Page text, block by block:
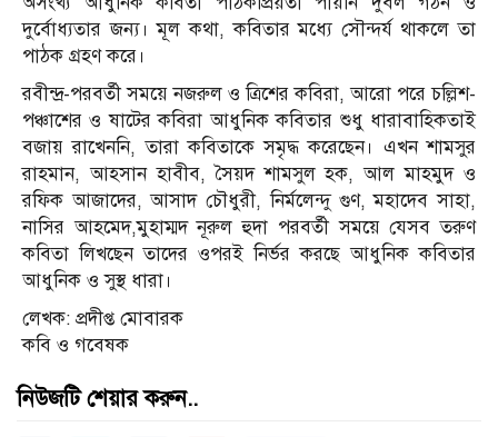
দুর্বোধ্যতার জন্য। মূল কথা, কবিতার মধ্যে সৌন্দর্য থাকলে তা
পাঠক গ্রহণ করে।
রবীন্দ্র-পরবর্তী সময়ে নজরুল ও ত্রিশের কবিরা, আরো পরে চল্লিশ-
পঞ্চাশের ও ষাটের কবিরা আধুনিক কবিতার শুধু ধারাবাহিকতাই
বজায় রাখেননি, তারা কবিতাকে সমৃদ্ধ করেছেন। এখন শামসুর
রাহমান, আহসান হাবীব, সৈয়দ শামসুল হক, আল মাহমুদ ও
রফিক আজাদের, আসাদ চৌধুরী, নির্মলেন্দু গুণ, মহাদেব সাহা,
নাসির আহমেদ,মুহাম্মদ নূরুল হুদা পরবর্তী সময়ে যেসব তরুণ
কবিতা লিখছেন তাদের ওপরই নির্ভর করছে আধুনিক কবিতার
আধুনিক ও সুস্থ ধারা।
লেখক: প্রদীপ্ত মোবারক
কবি ও গবেষক
নিউজটি শেয়ার করুন..